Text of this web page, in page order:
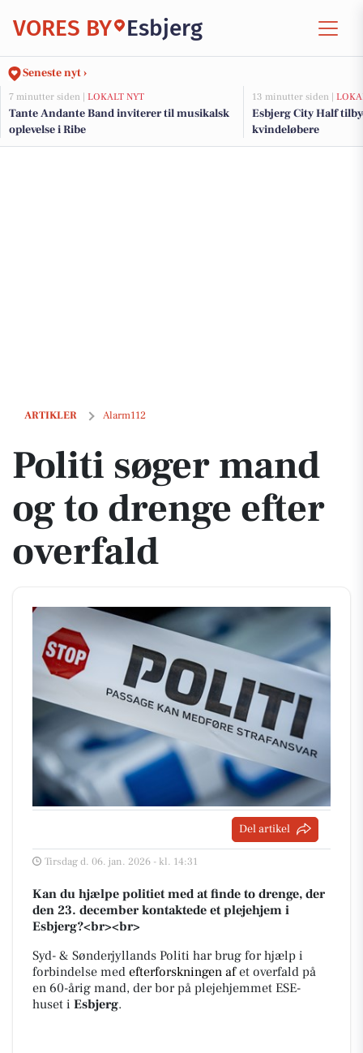
VORES BY Esbjerg
Seneste nyt ›
7 minutter siden | LOKALT NYT
Tante Andante Band inviterer til musikalsk
oplevelse i Ribe
13 minutter siden |
Esbjerg City Half
kvindeløbere
ARTIKLER Alarm112
Politi søger mand og to drenge efter overfald
Politi søger mand
og to drenge efter
overfald
Del artikel
Tirsdag d. 06. jan. 2026 - kl. 14:31
Kan du hjælpe politiet med at finde to drenge, der
den 23. december kontaktede et plejehjem i
Esbjerg?<br><br>​
Syd- & Sønderjyllands Politi har brug for hjælp i
forbindelse med efterforskningen afet overfald på
en 60-årig mand, der bor på plejehjemmet ESE-
huset i Esbjerg.